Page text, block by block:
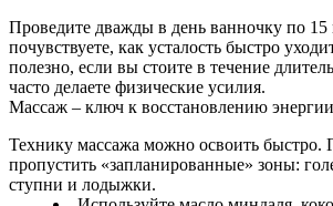
Проведите дважды в день ванночку по
почувствуете, как усталость быстро
полезно, если вы стоите в течение
часто делаете физические усилия.
Массаж – ключ к восстановлению энергии
Технику массажа можно освоить быстро.
пропустить «запланированные» зоны:
ступни и лодыжки.